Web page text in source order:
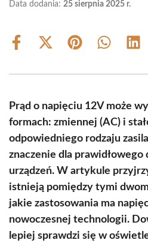
Data dodania: 25 sierpnia 2025 r.
Share
Share
(Twitter)
Share Share
Prąd o napięciu 12V może
formach: zmiennej (AC) i
odpowiedniego rodzaju
znaczenie dla prawidłowego
urządzeń. W artykule
istnieją pomiędzy tymi
jakie zastosowania ma
nowoczesnej technologii.
lepiej sprawdzi się w